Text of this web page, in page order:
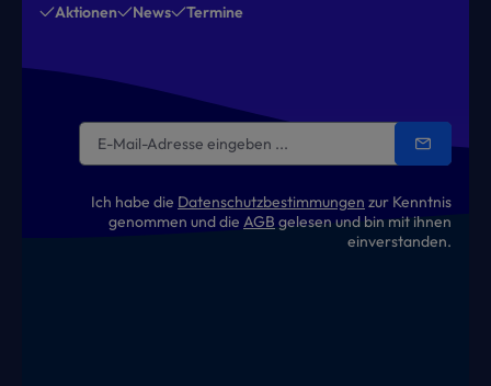
Aktionen News Termine
Ich habe die Datenschutzbestimmungen zur Kenntnis
genommen und die AGB gelesen und bin mit ihnen
einverstanden.